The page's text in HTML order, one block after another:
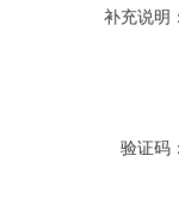
补充说明：
验证码：